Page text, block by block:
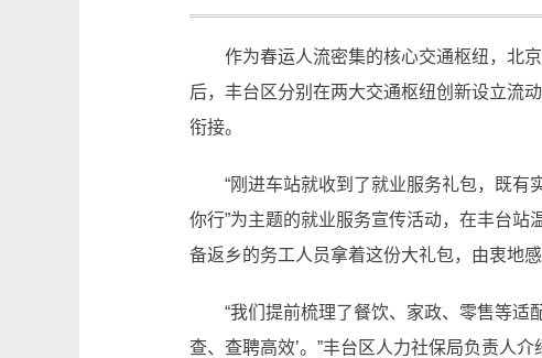
作为春运人流密集的核心交通枢纽，北京
后，丰台区分别在两大交通枢纽创新设立流
衔接。
“刚进车站就收到了就业服务礼包，既有实
你行”为主题的就业服务宣传活动，在丰台站
备返乡的务工人员拿着这份大礼包，由衷地感
“我们提前梳理了餐饮、家政、零售等适配
查、查聘高效’。”丰台区人力社保局负责人